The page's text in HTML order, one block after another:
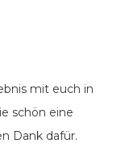
mit euch in
schön eine
Dank dafür.